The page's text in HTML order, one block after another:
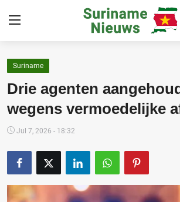
Home
Buitenland
Sport
Cultuur & Media
Suriname
Drie agenten
wegens vermoedelijke
Jul 7, 2026 - 18:32